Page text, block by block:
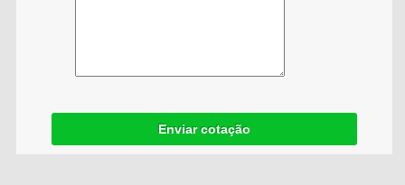
Enviar cotação